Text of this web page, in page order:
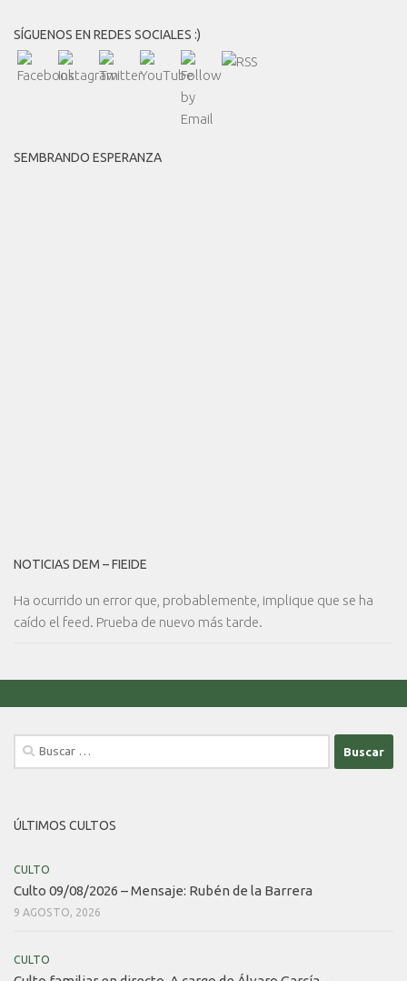
SÍGUENOS EN REDES SOCIALES :)
SEMBRANDO ESPERANZA
NOTICIAS DEM – FIEIDE
Ha ocurrido un error que, probablemente, implique que se ha
caído el feed. Prueba de nuevo más tarde.
Buscar:
ÚLTIMOS CULTOS
CULTO
Culto 09/08/2026 – Mensaje: Rubén de la Barrera
9 AGOSTO, 2026
CULTO